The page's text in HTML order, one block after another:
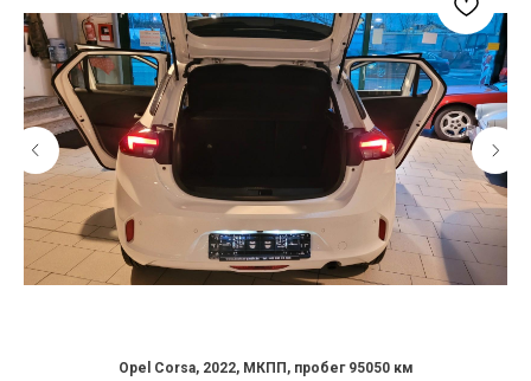
Opel Corsa, 2022, МКПП, пробег 95050 км